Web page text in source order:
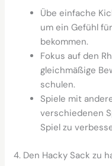
Übe einfache
um ein Gefühl
bekommen.
Fokus auf den
gleichmäßige
schulen.
Spiele mit
verschiedenen
Spiel zu
4. Den Hacky Sack zu